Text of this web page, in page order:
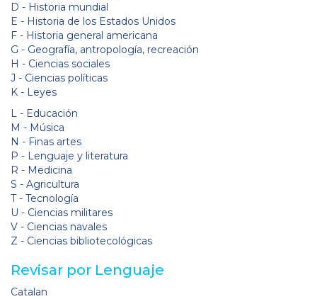
D - Historia mundial
E - Historia de los Estados Unidos
F - Historia general americana
G - Geografía, antropología, recreación
H - Ciencias sociales
J - Ciencias políticas
K - Leyes
L - Educación
M - Música
N - Finas artes
P - Lenguaje y literatura
R - Medicina
S - Agricultura
T - Tecnología
U - Ciencias militares
V - Ciencias navales
Z - Ciencias bibliotecológicas
Revisar por Lenguaje
Catalan